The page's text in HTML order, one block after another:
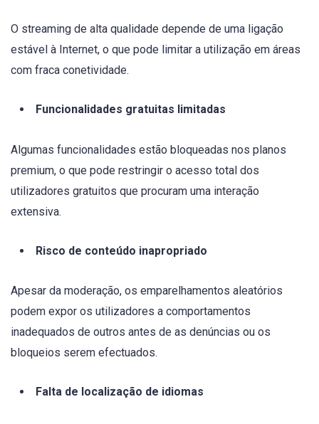
O streaming de alta qualidade depende de uma ligação
estável à Internet, o que pode limitar a utilização em áreas
com fraca conetividade.
Funcionalidades gratuitas limitadas
Algumas funcionalidades estão bloqueadas nos planos
premium, o que pode restringir o acesso total dos
utilizadores gratuitos que procuram uma interação
extensiva.
Risco de conteúdo inapropriado
Apesar da moderação, os emparelhamentos aleatórios
podem expor os utilizadores a comportamentos
inadequados de outros antes de as denúncias ou os
bloqueios serem efectuados.
Falta de localização de idiomas